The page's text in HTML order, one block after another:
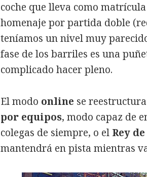
coche que lleva como
homenaje por partida doble
teníamos un nivel muy
fase de los barriles es una
complicado hacer pleno.
El modo online se
por equipos, modo capaz de
colegas de siempre, o el Rey
mantendrá en pista mientras